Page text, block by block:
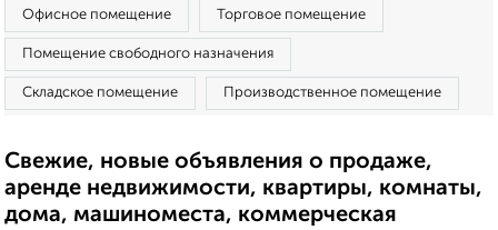
Офисное помещение Торговое помещение
Помещение свободного назначения
Складское помещение Производственное помещение
Свежие, новые объявления о продаже,
аренде недвижимости, квартиры, комнаты,
дома, машиноместа, коммерческая